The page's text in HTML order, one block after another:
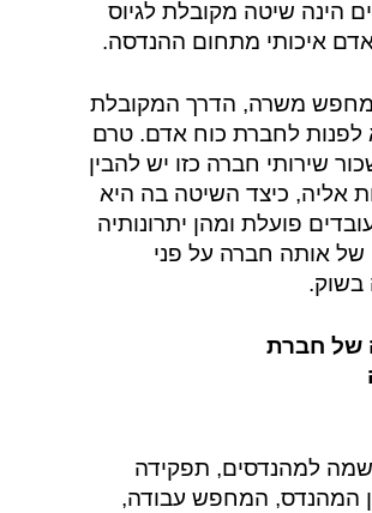
הינה שיטה מקובלת לגיוס
איכותי מתחום ההנדסה.
משרה, הדרך המקובלת
לפנות לחברת כוח אדם. טרם
שירותי חברה כזו יש להבין
אליה, כיצד השיטה בה היא
פועלת ומהן יתרונותיה
של אותה חברה על פני
בשוק.
של חברת
למהנדסים, תפקידה
המהנדס, המחפש עבודה,